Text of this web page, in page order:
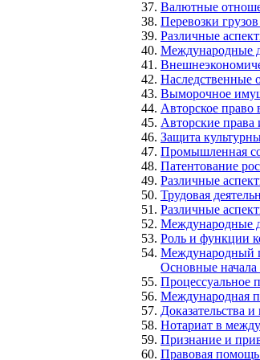
Валютные
Перевозки
Различные
Международные
Наследственные
Выморочное
Авторское право
Авторские права
Защита
Промышленная
Патентование
Различные
Трудовая
Различные
Международные
Роль и функции
Международный
Основные начала
Процессуальное
Международная
Доказательства
Нотариат в
Признание и
Правовая